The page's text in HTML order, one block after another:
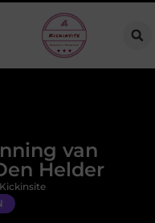
van
Helder